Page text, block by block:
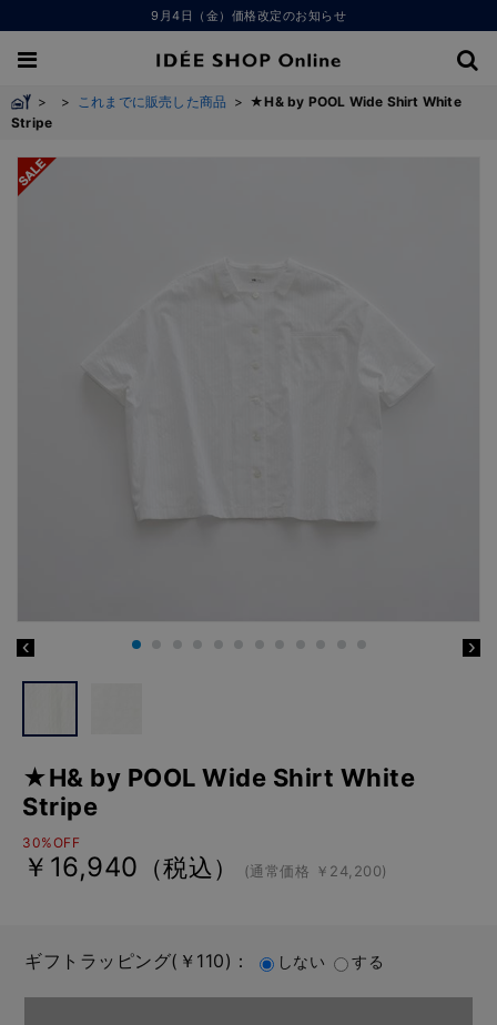
9月4日（金）価格改定のお知らせ
> > これまでに販売した商品 > ★H& by POOL Wide Shirt White
Stripe
★H& by POOL Wide Shirt White
Stripe
30%OFF
￥16,940 （税込） (通常価格 ￥24,200)
ギフトラッピング(￥110)： しない する